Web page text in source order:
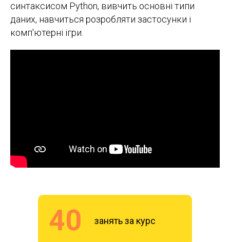
синтаксисом Рython, вивчить основні типи
даних, навчиться розробляти застосунки і
комп'ютерні ігри.
40 занять за курс